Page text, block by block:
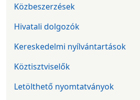
Közbeszerzések
Hivatali dolgozók
Kereskedelmi nyílvántartások
Köztisztviselők
Letölthető nyomtatványok